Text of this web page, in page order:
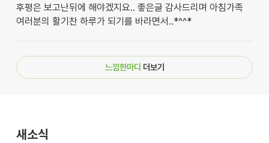
후평은 보고난뒤에 해야겠지요.. 좋은글 감사드리며 아침가족
여러분의 활기찬 하루가 되기를 바라면서..*^^*
느낌한마디 더보기
새소식